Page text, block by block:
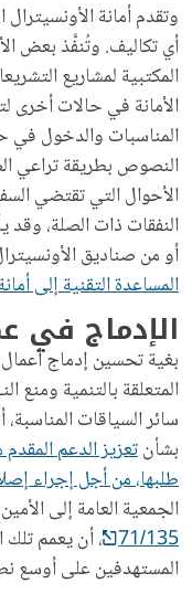
وتقدم أمانة
أي تكاليف. وتُنفَّذ بعض
المكتبية لمشاريع
الأمانة في حالات
المناسبات والدخول في
النصوص بطريقة تراعي
الأحوال التي تقتضي
النفقات ذات الصلة، وقد
أو من صناديق
المساعدة التقنية إلى
الإدماج في
بغية تحسين إدماج
المتعلقة بالتنمية ومنع
سائر السياقات
بشأنتعزيز الدعم
طلبها، من أجل إجراء
الجمعية العامة إلى الأمين
71/135 ، أن يعمم
المستهدفين على أوسع